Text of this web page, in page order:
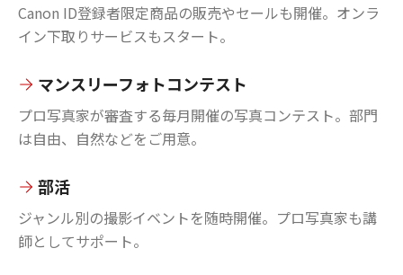
Canon ID登録者限定商品の販売やセールも開催。オンラ
イン下取りサービスもスタート。
マンスリーフォトコンテスト
プロ写真家が審査する毎月開催の写真コンテスト。部門
は自由、自然などをご用意。
部活
ジャンル別の撮影イベントを随時開催。プロ写真家も講
師としてサポート。